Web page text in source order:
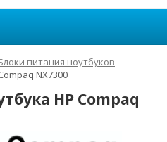
питания ноутбуков
NX7300
HP Compaq